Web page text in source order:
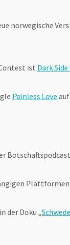
norwegische
ist Dark
Painless Love
Plattformen
der Doku „